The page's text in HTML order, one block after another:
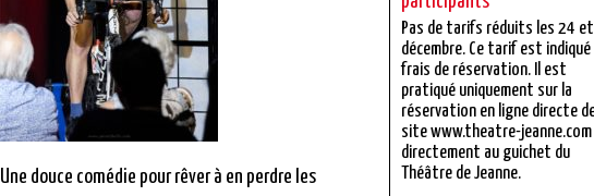
Une douce comédie pour rêver à en perdre les
Pas de tarifs réduits les 24
décembre. Ce tarif est
frais de réservation. Il est
pratiqué uniquement sur la
réservation en ligne directe
site www.theatre-
directement au guichet du
Théâtre de Jeanne.